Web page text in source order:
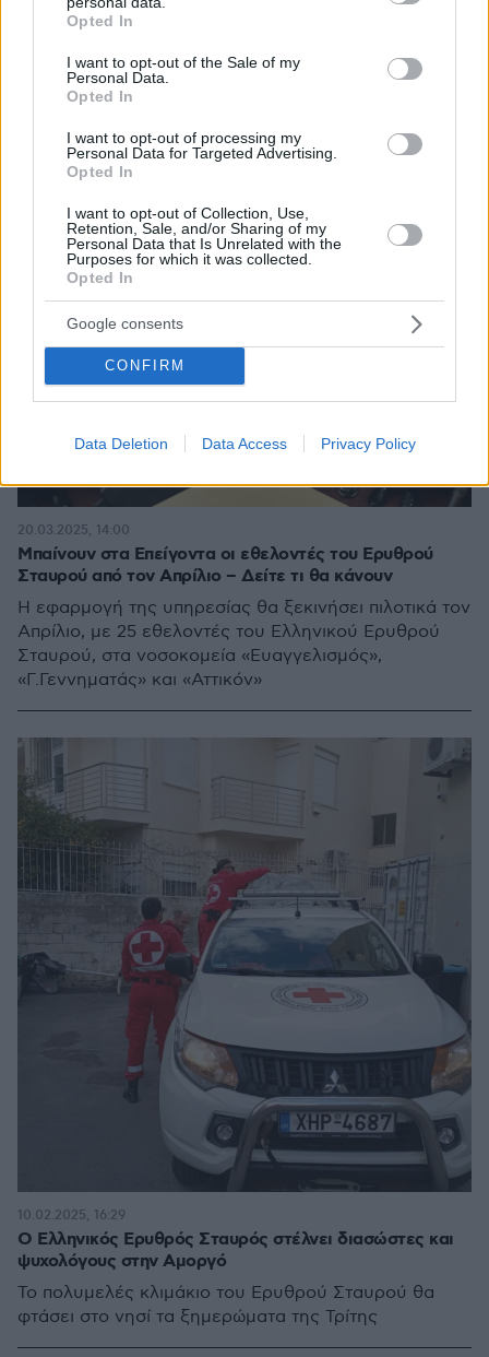
grant or deny consent to Google and its third-party tags to
use your data for below specified purposes in below Google
consent section.
Opted In
I want to opt-out of the Sale of my
Personal Data.
Opted In
I want to opt-out of processing my
Personal Data for Targeted Advertising.
Opted In
I want to opt-out of Collection, Use,
Retention, Sale, and/or Sharing of my
Personal Data that Is Unrelated with the
Purposes for which it was collected.
Opted In
Google consents
CONFIRM
Data Deletion Data Access Privacy Policy
Μπαίνουν στα Επείγοντα οι εθελοντές του Ερυθρού
Σταυρού από τον Απρίλιο – Δείτε τι θα κάνουν
Η εφαρμογή της υπηρεσίας θα ξεκινήσει πιλοτικά τον
Απρίλιο, με 25 εθελοντές του Ελληνικού Ερυθρού
Σταυρού, στα νοσοκομεία «Ευαγγελισμός»,
«Γ.Γεννηματάς» και «Αττικόν»
20.03.2025, 14:00
Ο Ελληνικός Ερυθρός Σταυρός στέλνει διασώστες και
ψυχολόγους στην Αμοργό
Το πολυμελές κλιμάκιο του Ερυθρού Σταυρού θα
φτάσει στο νησί τα ξημερώματα της Τρίτης
10.02.2025, 16:29